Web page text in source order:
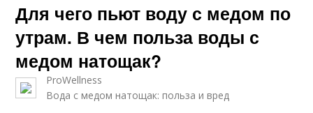
Для чего пьют воду с медом по
утрам. В чем польза воды с
медом натощак?
ProWellness
Вода с медом натощак: польза и вред